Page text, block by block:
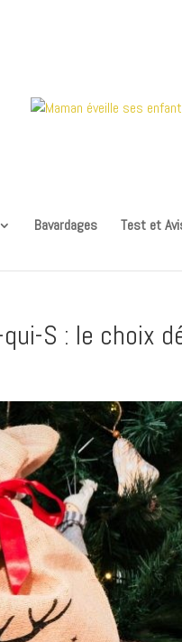
Bavardages Test et
S : le choix